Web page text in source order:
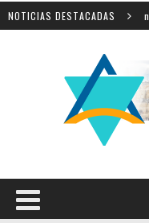
NOTICIAS DESTACADAS
de la Shoá en Yad Vashem